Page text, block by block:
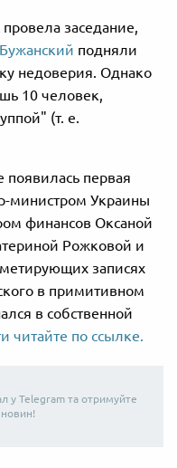
заседание,
подняли
недоверия. Однако
10 человек,
(т. е.
появилась первая
министром Украины
финансов Оксаной
Рожковой и
записях
в примитивном
в собственной
читайте по ссылке.
у Telegram та отримуйте